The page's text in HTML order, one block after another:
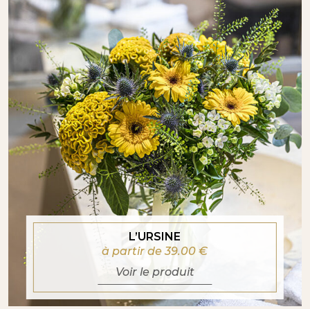
L’URSINE
à partir de 39.00€
Voir le produit